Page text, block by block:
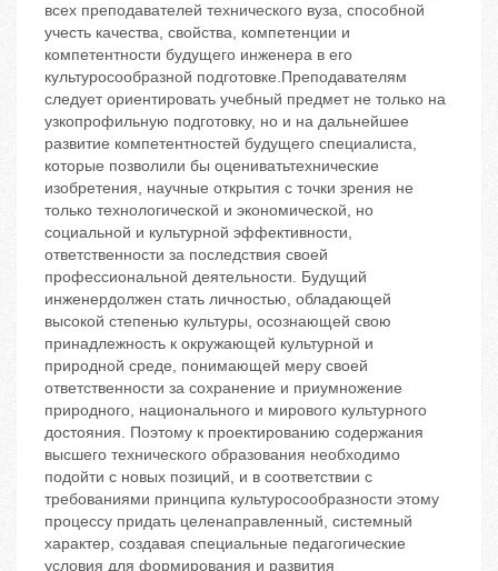
всех преподавателей технического вуза, способной
учесть качества, свойства, компетенции и
компетентности будущего инженера в его
культуросообразной подготовке.Преподавателям
следует ориентировать учебный предмет не только на
узкопрофильную подготовку, но и на дальнейшее
развитие компетентностей будущего специалиста,
которые позволили бы оцениватьтехнические
изобретения, научные открытия с точки зрения не
только технологической и экономической, но
социальной и культурной эффективности,
ответственности за последствия своей
профессиональной деятельности. Будущий
инженердолжен стать личностью, обладающей
высокой степенью культуры, осознающей свою
принадлежность к окружающей культурной и
природной среде, понимающей меру своей
ответственности за сохранение и приумножение
природного, национального и мирового культурного
достояния. Поэтому к проектированию содержания
высшего технического образования необходимо
подойти с новых позиций, и в соответствии с
требованиями принципа культуросообразности этому
процессу придать целенаправленный, системный
характер, создавая специальные педагогические
условия для формирования и развития